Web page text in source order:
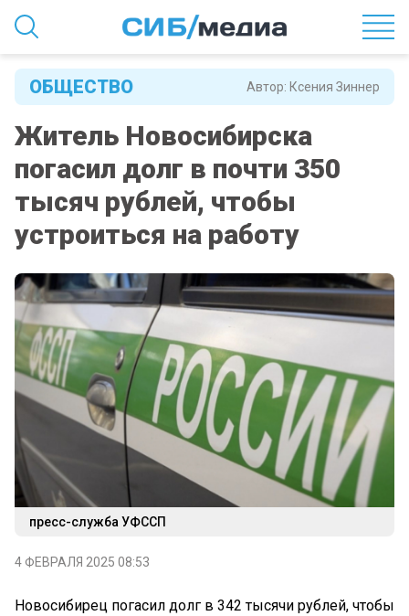
Автор: Ксения Зиннер
ОБЩЕСТВО
Житель Новосибирска
погасил долг в почти 350
тысяч рублей, чтобы
устроиться на работу
пресс-служба УФССП
4 ФЕВРАЛЯ 2025 08:53
Новосибирец погасил долг в 342 тысячи рублей, чтобы